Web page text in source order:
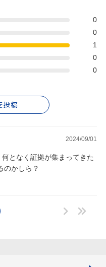
0
0
1
0
0
投稿
2024/09/01
となく証拠が集まってきた
のかしら？